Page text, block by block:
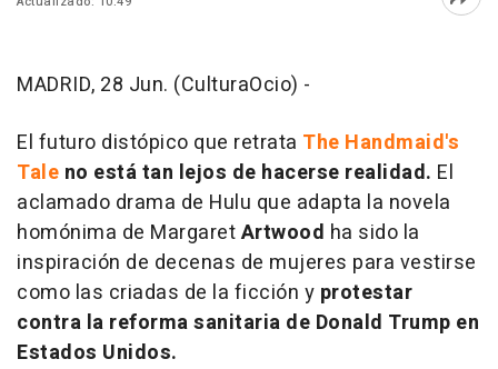
MADRID, 28 Jun. (CulturaOcio) -
El futuro distópico que retrata The Handmaid's
Tale no está tan lejos de hacerse realidad. El
aclamado drama de Hulu que adapta la novela
homónima de MargaretArtwood ha sido la
inspiración de decenas de mujeres para vestirse
como las criadas de la ficción y protestar
contra la reforma sanitaria de Donald Trump en
Estados Unidos.